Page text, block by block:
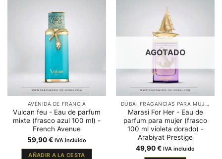
AVENIDA DE FRANCIA
Vulcan feu - Eau de parfum
mixte (frasco azul 100 ml) -
French Avenue
59,90€ IVA incluido
AÑADIR A LA CESTA
AGOTADO
Marasi For Her - Eau de
parfum para mujer (frasco
100 ml violeta dorado) -
Arabiyat Prestige
49,90€ IVA incluido